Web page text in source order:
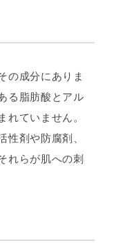
の成分にありま
る脂肪酸とアル
れていません。
性剤や防腐剤、
れらが肌への刺